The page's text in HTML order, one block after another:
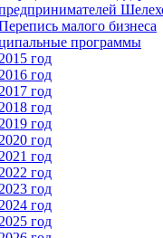
малого бизнеса
программы
2015 год
2016 год
2017 год
2018 год
2019 год
2020 год
2021 год
2022 год
2023 год
2024 год
2025 год